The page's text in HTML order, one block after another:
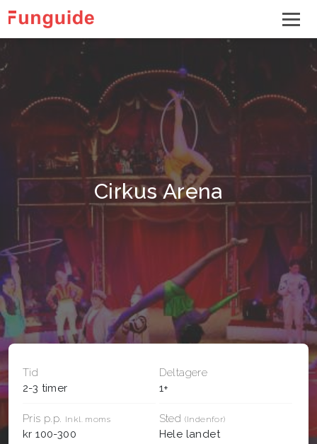
Cirkus Arena
Tid
2-3 timer
Deltagere
1+
Pris p.p. Inkl. moms
kr 100-300
Sted (Indenfor)
Hele landet